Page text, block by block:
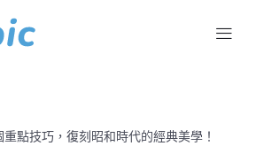
重點技巧，復刻昭和時代的經典美學！